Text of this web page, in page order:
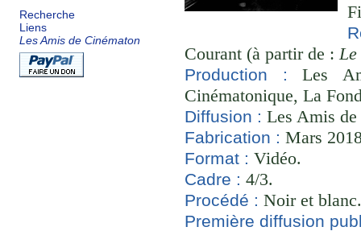
Recherche
Liens
Les Amis de Cinématon
Courant (à partir de :
Production :
Les
Cinématonique, La
Diffusion : Les Amis
Fabrication : Mars
Format : Vidéo.
Cadre : 4/3.
Procédé : Noir et
Première diffusion